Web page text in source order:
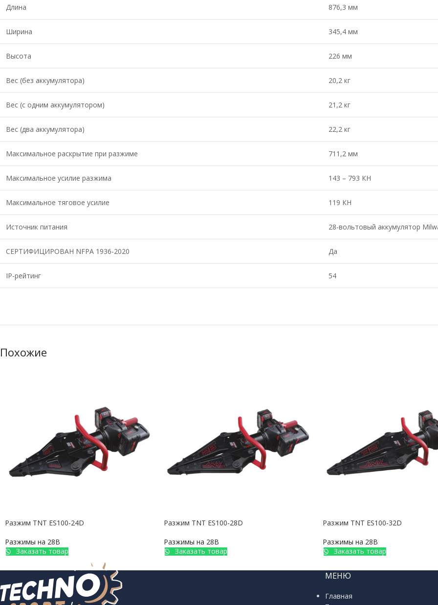
Длина 876,3 мм
Ширина 345,4 мм
Высота 226 мм
Вес (без аккумулятора) 20,2 кг
Вес (с одним аккумулятором) 21,2 кг
Вес (два аккумулятора) 22,2 кг
Максимальное раскрытие при разжиме 711,2 мм
Максимальное усилие разжима 143 – 793 КН
Максимальное тяговое усилие 119 КН
Источник питания 28-вольтовый аккумулятор
СЕРТИФИЦИРОВАН NFPA 1936-2020 Да
IP-рейтинг 54
Похожие
Разжим TNT ES100-24D
Разжимы на 28В
Заказать товар
Разжим TNT ES100-28D
Разжимы на 28В
Заказать товар
Разжим TNT ES100-32D
Разжимы на 28В
Заказать товар
МЕНЮ
Главная